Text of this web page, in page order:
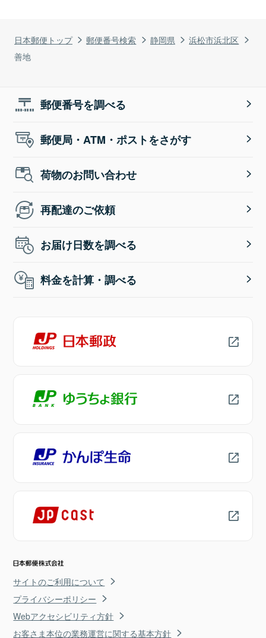
日本郵便トップ 郵便番号検索 静岡県
浜松市浜北区
善地
郵便番号を調べる
郵便局・ATM・ポストをさがす
荷物のお問い合わせ
再配達のご依頼
お届け日数を調べる
料金を計算・調べる
サイトのご利用について
プライバシーポリシー
Webアクセシビリティ方針
お客さま本位の業務運営に関する基本方針